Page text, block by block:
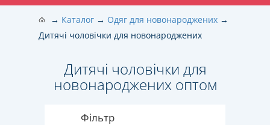
Каталог
Одяг для новонароджених
Дитячі чоловічки для новонароджених
Дитячі чоловічки для
новонароджених оптом
Фільтр